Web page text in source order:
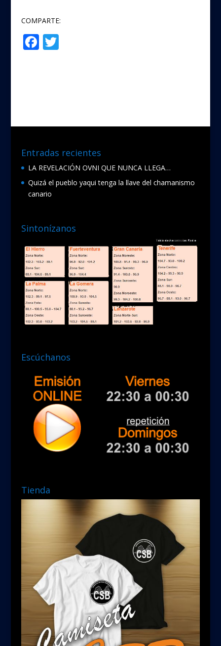
COMPARTE:
F
o
T
Entradas recientes
LA REVELACIÓN OVNI QUE NUNCA LLEGA…
Quizá el pueblo yaqui tenga la llave del chamanismo
canario
Sintonízanos
Escúchanos
Tienda